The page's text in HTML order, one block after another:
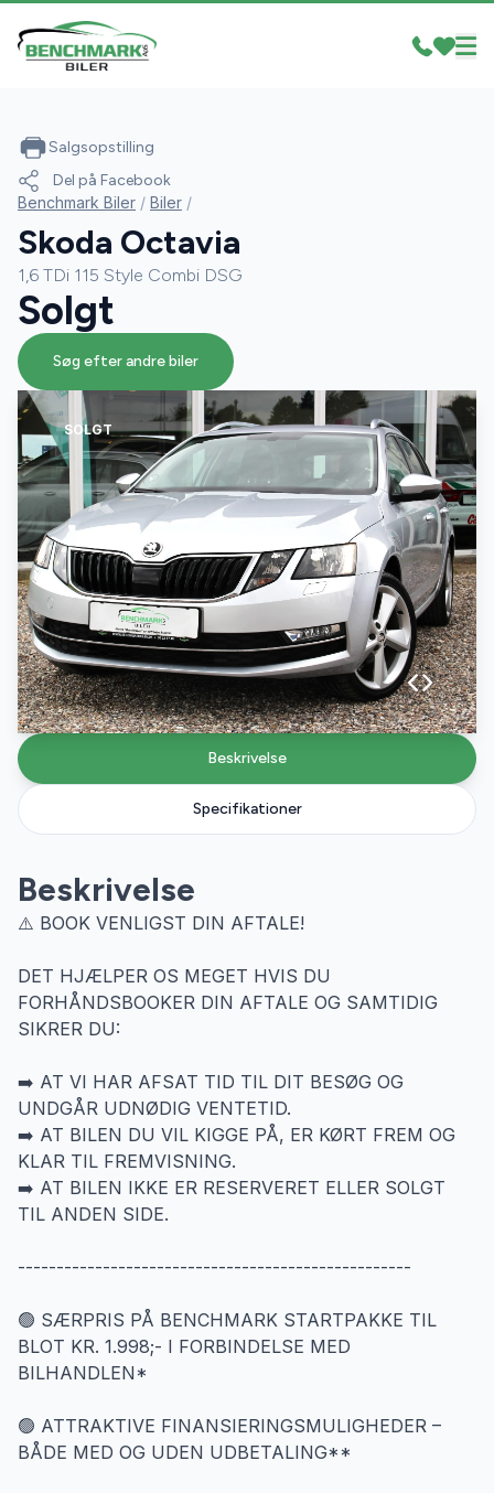
SOLGT
Specifikationer
Beskrivelse
Beskrivelse
⚠️ BOOK VENLIGST DIN AFTALE!
DET HJÆLPER OS MEGET HVIS DU
FORHÅNDSBOOKER DIN AFTALE OG SAMTIDIG
SIKRER DU:
➡️ AT VI HAR AFSAT TID TIL DIT BESØG OG
UNDGÅR UDNØDIG VENTETID.
➡️ AT BILEN DU VIL KIGGE PÅ, ER KØRT FREM OG
KLAR TIL FREMVISNING.
➡️ AT BILEN IKKE ER RESERVERET ELLER SOLGT
TIL ANDEN SIDE.
---------------------------------------------------
🟢 SÆRPRIS PÅ BENCHMARK STARTPAKKE TIL
BLOT KR. 1.998;- I FORBINDELSE MED
BILHANDLEN*
🟢 ATTRAKTIVE FINANSIERINGSMULIGHEDER –
BÅDE MED OG UDEN UDBETALING**
Salgsopstilling
Del på Facebook
Benchmark Biler / Biler /
Skoda Octavia
1,6 TDi 115 Style Combi DSG
Solgt
Søg efter andre biler